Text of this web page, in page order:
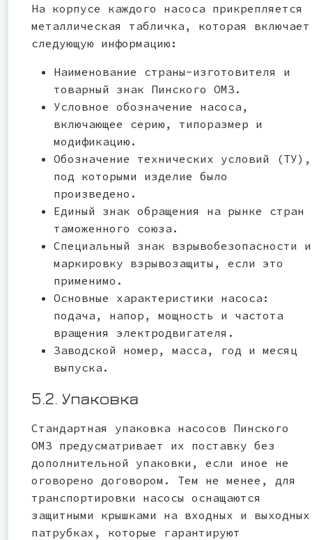
На корпусе каждого насоса прикрепляется
металлическая табличка, которая включает
следующую информацию:
Наименование страны-изготовителя и
товарный знак Пинского ОМЗ.
Условное обозначение насоса,
включающее серию, типоразмер и
модификацию.
Обозначение технических условий (ТУ),
под которыми изделие было
произведено.
Единый знак обращения на рынке стран
таможенного союза.
Специальный знак взрывобезопасности и
маркировку взрывозащиты, если это
применимо.
Основные характеристики насоса:
подача, напор, мощность и частота
вращения электродвигателя.
Заводской номер, масса, год и месяц
выпуска.
5.2. Упаковка
Стандартная упаковка насосов Пинского
ОМЗ предусматривает их поставку без
дополнительной упаковки, если иное не
оговорено договором. Тем не менее, для
транспортировки насосы оснащаются
защитными крышками на входных и выходных
патрубках, которые гарантируют